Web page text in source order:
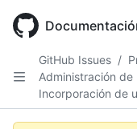
main
GitHub Issues /
Administración
Incorporación de